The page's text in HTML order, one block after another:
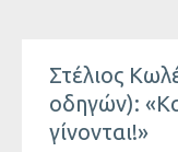
Στέλιος
οδηγών):
γίνονται!»